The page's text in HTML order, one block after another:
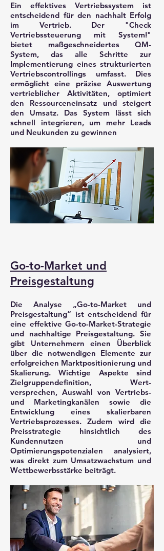
Ein effektives Vertriebssystem ist
entscheidend für den nachhalt Erfolg
im Vertrieb. Der "Check
Vertriebssteuerung mit System!"
bietet maßgeschneidertes QM-
System, das alle Schritte zur
Implementierung eines strukturierten
Vertriebscontrollings umfasst. Dies
ermöglicht eine präzise Auswertung
vertrieblicher Aktivitäten, optimiert
den Ressourceneinsatz und steigert
den Umsatz. Das System lässt sich
schnell integrieren, um mehr Leads
und Neukunden zu gewinnen
Go-to-Market und
Preisgestaltung
Die Analyse „Go-to-Market und
Preisgestaltung“ ist entscheidend für
eine effektive Go-to-Market-Strategie
und nachhaltige Preisgestaltung. Sie
gibt Unternehmern einen Überblick
über die notwendigen Elemente zur
erfolgreichen Marktpositionierung und
Skalierung. Wichtige Aspekte sind
Zielgruppendefinition, Wert-
versprechen, Auswahl von Vertriebs-
und Marketingkanälen sowie die
Entwicklung eines skalierbaren
Vertriebsprozesses. Zudem wird die
Preisstrategie hinsichtlich des
Kundennutzen und
Optimierungspotenzialen analysiert,
was direkt zum Umsatzwachstum und
Wettbewerbsstärke beiträgt.